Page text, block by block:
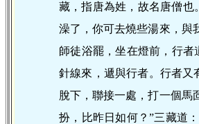
藏，指唐為姓，故名唐僧也
澡了，你可去燒些湯來，與
師徒浴罷，坐在燈前，行者
針線來，遞與行者。行者又
脫下，聯接一處，打一個馬
扮，比昨日如何？”三藏道